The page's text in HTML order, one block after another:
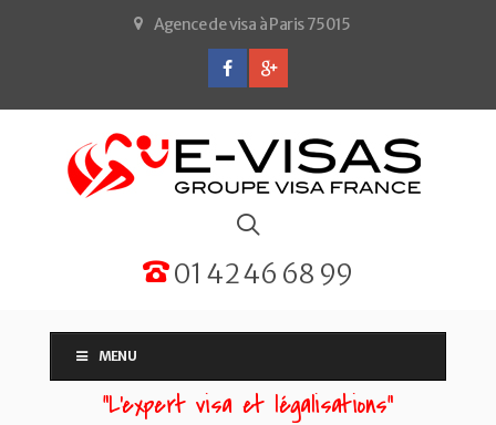
Agence de visa à Paris 75015
01 42 46 68 99
MENU
“L'expert visa et légalisations”